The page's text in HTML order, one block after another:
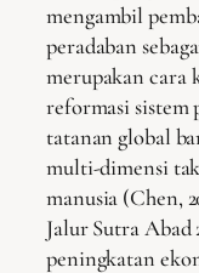
mengambil
peradaban
merupakan cara
reformasi sistem
tatanan global
multi-dimensi
manusia (Chen,
Jalur Sutra
peningkatan